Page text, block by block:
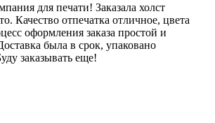
для печати! Заказала холст
Качество отпечатка отличное, цвета
оформления заказа простой и
была в срок, упаковано
заказывать еще!